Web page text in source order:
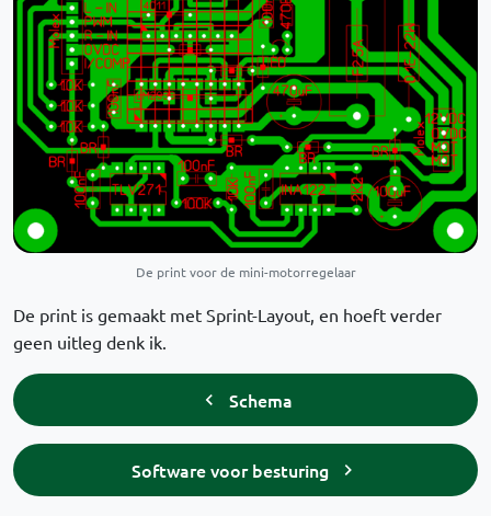
De print voor de mini-motorregelaar
De print is gemaakt met Sprint-Layout, en hoeft verder
geen uitleg denk ik.
Schema
Software voor besturing